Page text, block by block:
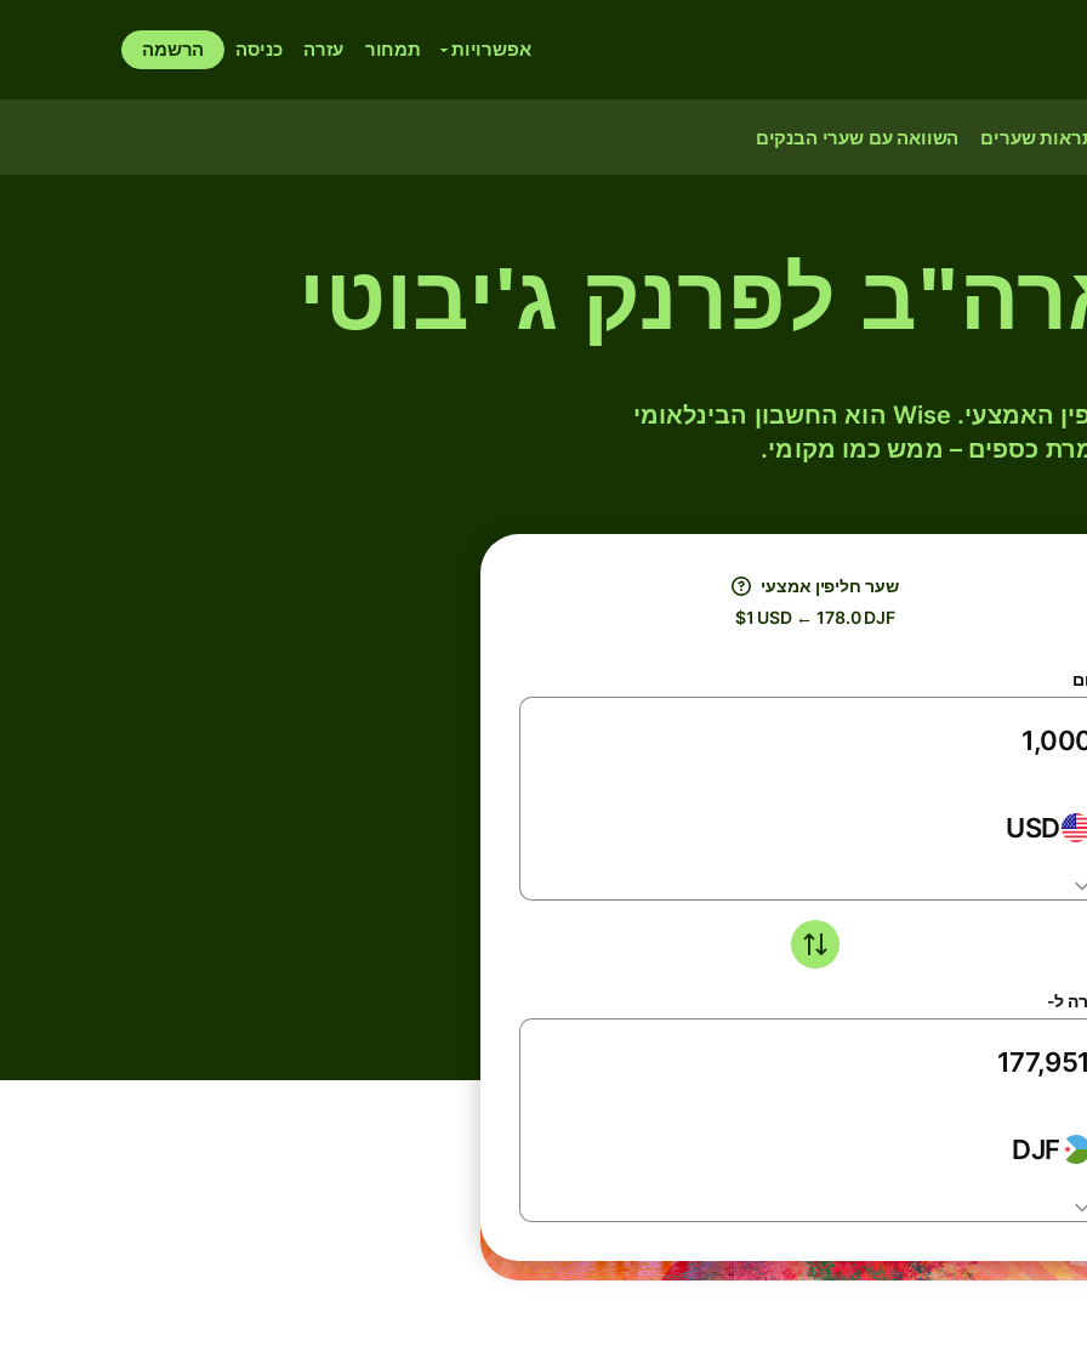
אפשרויות תמחור עזרה כניסה הרשמה
שערים השוואה עם שערי הבנקים
לפרנק ג'יבוטי
המירו USD ל- DJF לפי שער החליפין האמצעי. Wise הוא החשבון הבינלאומי
כספים – ממש כמו מקומי.
שער חליפין אמצעי
$1 USD ← 178.0 DJF
USD
ל-
DJF